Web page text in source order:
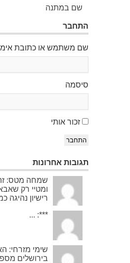
שם במתנה
התחבר
שם משתמש או כתובת
סיסמה
זכור אותי
התחבר
תגובות אחרונות
שמחה מטס: זה
ומטיי רק
רישיון נהיגה
***: ...
שימי מזרחי:
בירושלים